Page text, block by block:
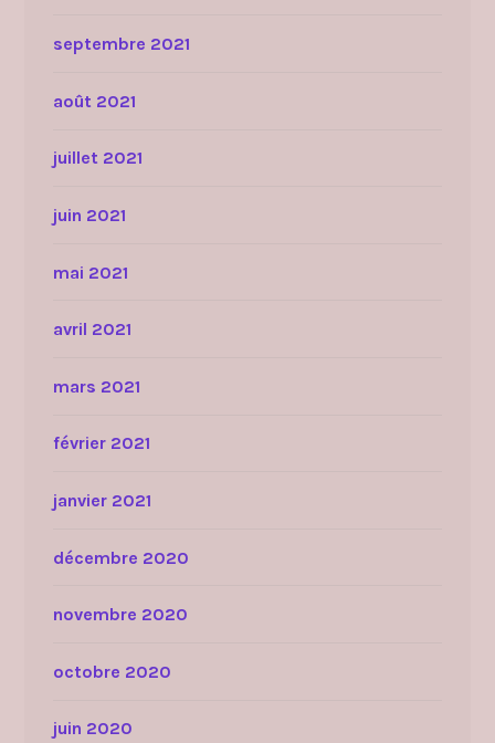
septembre 2021
août 2021
juillet 2021
juin 2021
mai 2021
avril 2021
mars 2021
février 2021
janvier 2021
décembre 2020
novembre 2020
octobre 2020
juin 2020